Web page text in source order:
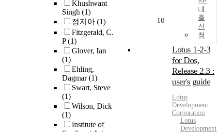
Khushwant
Singh (1)
정지아 (1)
Fitzgerald, C.
P(1)
Glover, Ian
(1)
Ehling,
Dagmar(1)
Swart, Steve
(1)
Wilson, Dick
(1)
Institute of
대
출
신
청
10
Lotus 1-2-3
for Dos,
Release 2.3 :
user's guide
Lotus
Development
Corporation
Lotus
Development